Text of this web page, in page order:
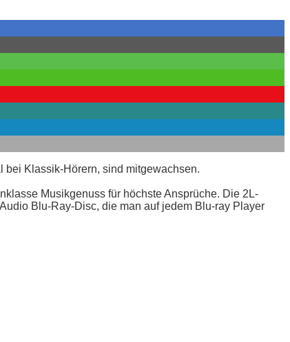
bei Klassik-Hörern, sind mitgewachsen.
Musikgenuss für höchste Ansprüche. Die 2L-
Blu-Ray-Disc, die man auf jedem Blu-ray Player